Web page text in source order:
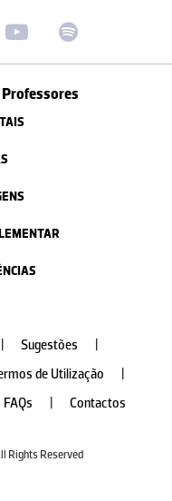
Sugestões
de Utilização
FAQs Contactos
Rights Reserved